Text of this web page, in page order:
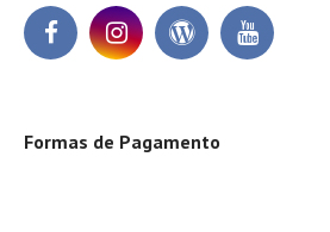
Formas de Pagamento